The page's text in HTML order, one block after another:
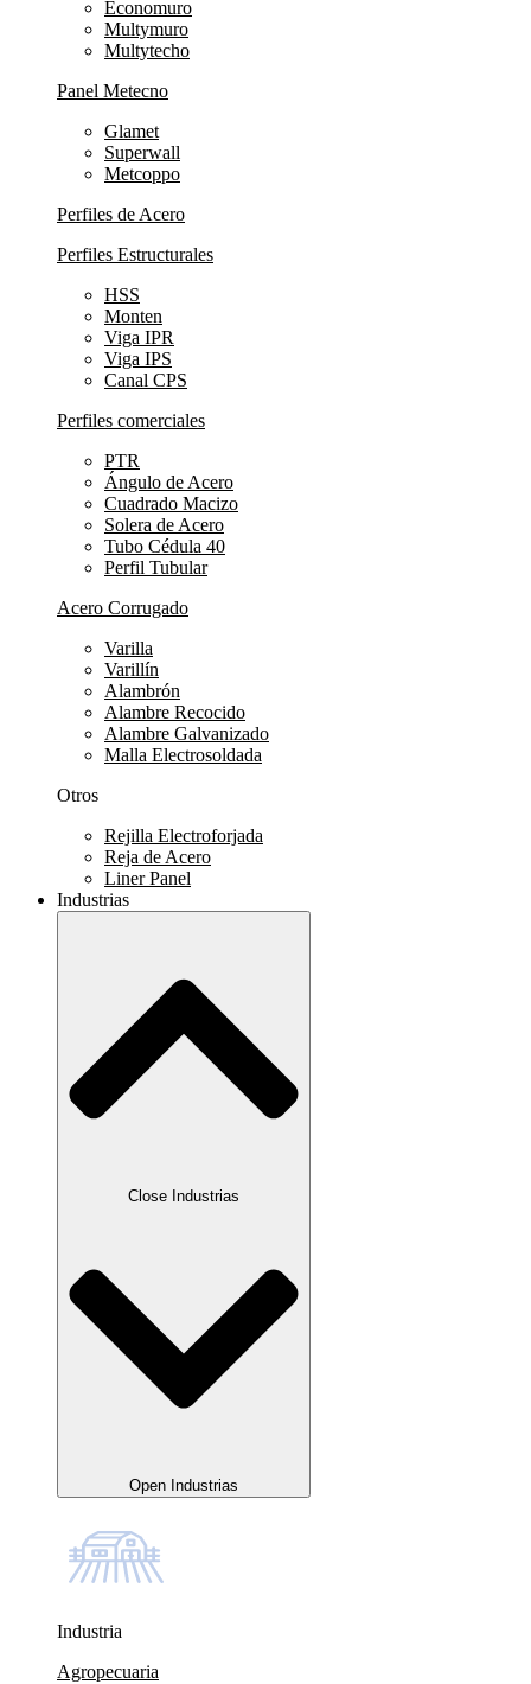
Economuro
Multymuro
Multytecho
Panel Metecno
Glamet
Superwall
Metcoppo
Perfiles de Acero
Perfiles Estructurales
HSS
Monten
Viga IPR
Viga IPS
Canal CPS
Perfiles comerciales
PTR
Ángulo de Acero
Cuadrado Macizo
Solera de Acero
Tubo Cédula 40
Perfil Tubular
Acero Corrugado
Varilla
Varillín
Alambrón
Alambre Recocido
Alambre Galvanizado
Malla Electrosoldada
Otros
Rejilla Electroforjada
Reja de Acero
Liner Panel
Industrias
Close Industrias
Open Industrias
Industria
Agropecuaria